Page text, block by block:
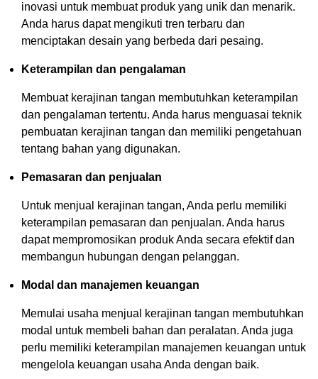
inovasi untuk membuat produk yang unik dan menarik.
Anda harus dapat mengikuti tren terbaru dan
menciptakan desain yang berbeda dari pesaing.
Keterampilan dan pengalaman
Membuat kerajinan tangan membutuhkan keterampilan
dan pengalaman tertentu. Anda harus menguasai teknik
pembuatan kerajinan tangan dan memiliki pengetahuan
tentang bahan yang digunakan.
Pemasaran dan penjualan
Untuk menjual kerajinan tangan, Anda perlu memiliki
keterampilan pemasaran dan penjualan. Anda harus
dapat mempromosikan produk Anda secara efektif dan
membangun hubungan dengan pelanggan.
Modal dan manajemen keuangan
Memulai usaha menjual kerajinan tangan membutuhkan
modal untuk membeli bahan dan peralatan. Anda juga
perlu memiliki keterampilan manajemen keuangan untuk
mengelola keuangan usaha Anda dengan baik.